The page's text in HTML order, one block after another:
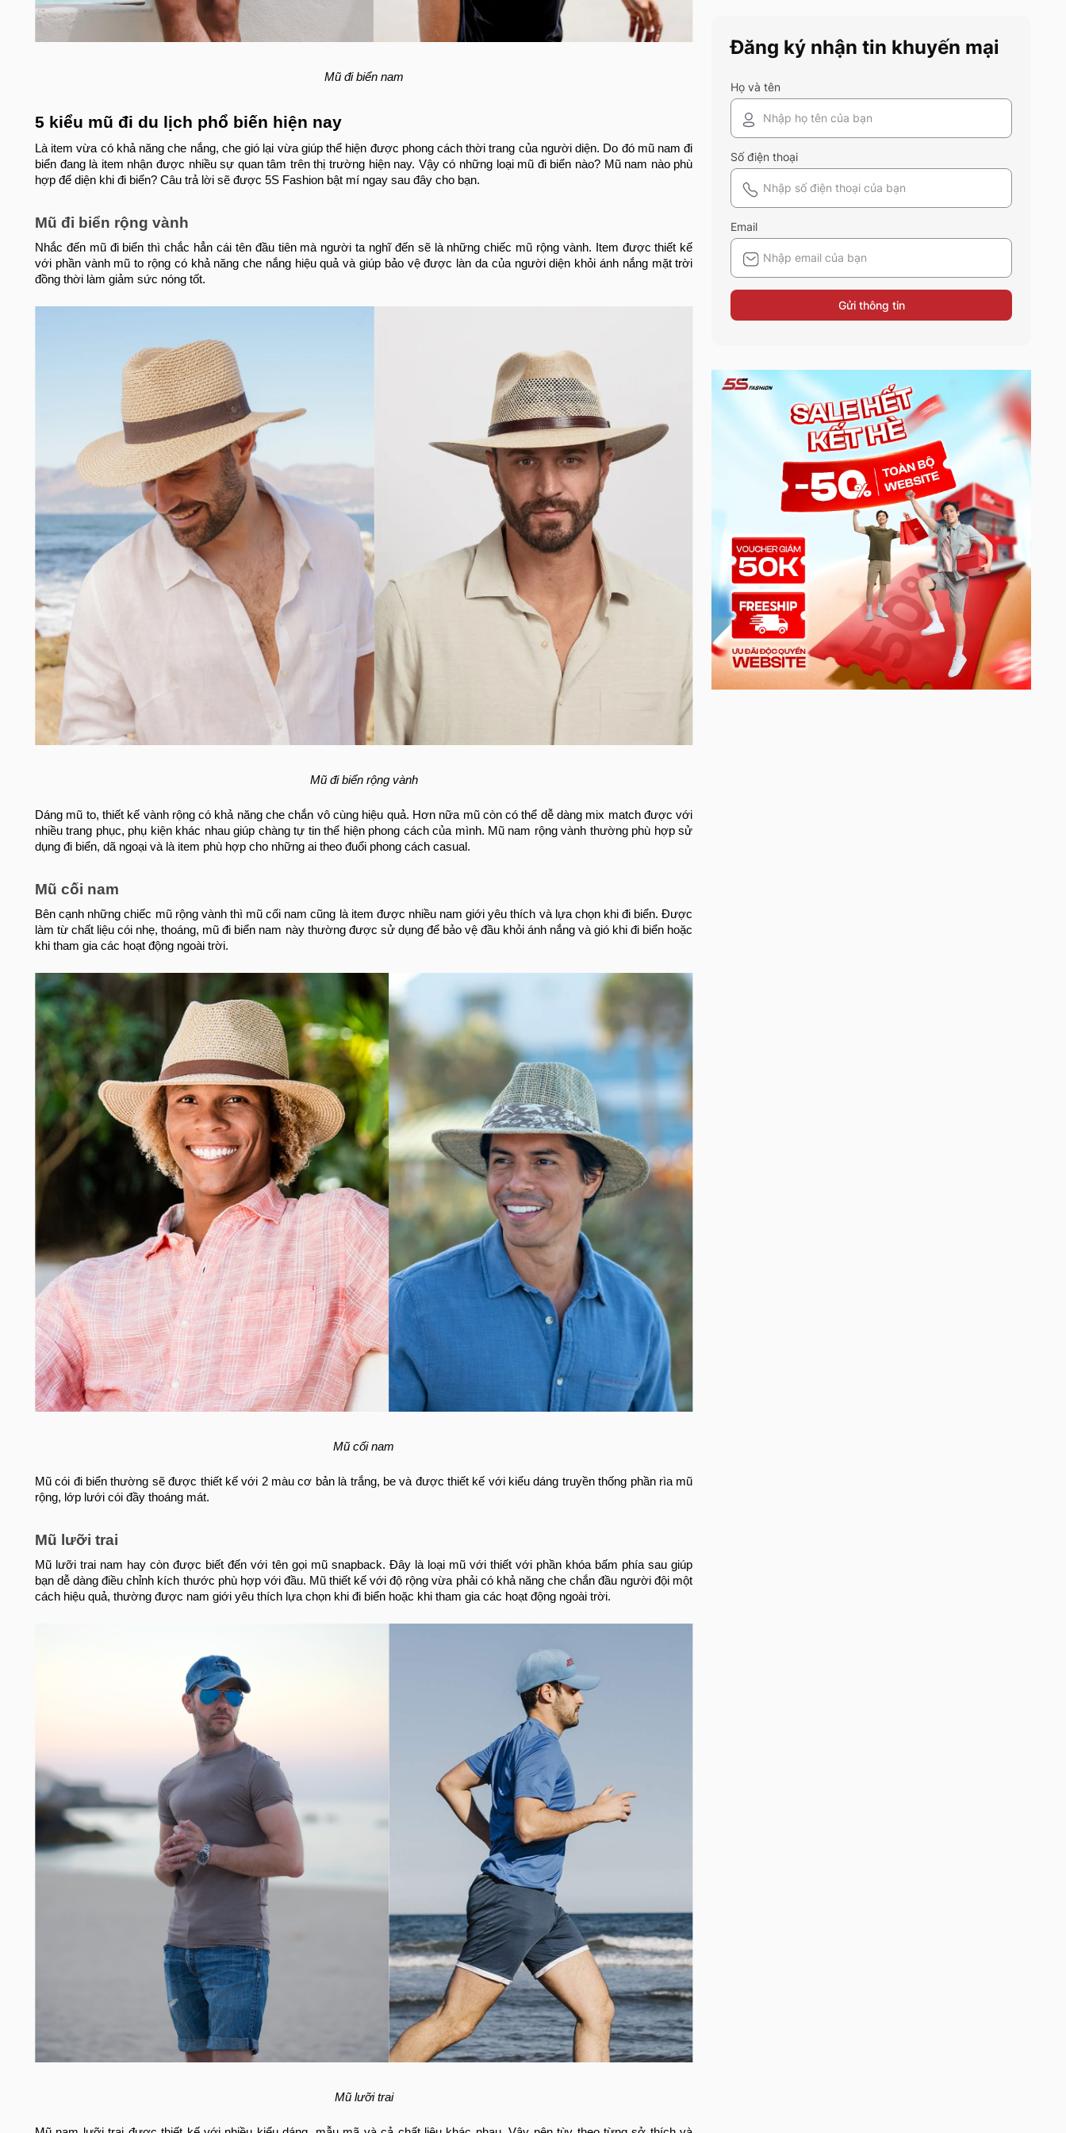
Mũ đi biển nam
5 kiểu mũ đi du lịch phổ biến hiện nay
Là item vừa có khả năng che nắng, che gió lại vừa giúp thể hiện được phong cách thời trang của người diện. Do đó mũ nam đi
biển đang là item nhận được nhiều sự quan tâm trên thị trường hiện nay. Vậy có những loại mũ đi biển nào? Mũ nam nào phù
hợp để diện khi đi biển? Câu trả lời sẽ được 5S Fashion bật mí ngay sau đây cho bạn.
Mũ đi biển rộng vành
Nhắc đến mũ đi biển thì chắc hẳn cái tên đầu tiên mà người ta nghĩ đến sẽ là những chiếc mũ rộng vành. Item được thiết kế
với phần vành mũ to rộng có khả năng che nắng hiệu quả và giúp bảo vệ được làn da của người diện khỏi ánh nắng mặt trời
đồng thời làm giảm sức nóng tốt.
Mũ đi biển rộng vành
Dáng mũ to, thiết kế vành rộng có khả năng che chắn vô cùng hiệu quả. Hơn nữa mũ còn có thể dễ dàng mix match được với
nhiều trang phục, phụ kiện khác nhau giúp chàng tự tin thể hiện phong cách của mình. Mũ nam rộng vành thường phù hợp sử
dụng đi biển, dã ngoại và là item phù hợp cho những ai theo đuổi phong cách casual.
Mũ cối nam
Bên cạnh những chiếc mũ rộng vành thì mũ cối nam cũng là item được nhiều nam giới yêu thích và lựa chọn khi đi biển. Được
làm từ chất liệu cói nhẹ, thoáng, mũ đi biển nam này thường được sử dụng để bảo vệ đầu khỏi ánh nắng và gió khi đi biển hoặc
khi tham gia các hoạt động ngoài trời.
Mũ cối nam
Mũ cói đi biển thường sẽ được thiết kế với 2 màu cơ bản là trắng, be và được thiết kế với kiểu dáng truyền thống phần rìa mũ
rộng, lớp lưới cói đầy thoáng mát.
Mũ lưỡi trai
Mũ lưỡi trai nam hay còn được biết đến với tên gọi mũ snapback. Đây là loại mũ với thiết với phần khóa bấm phía sau giúp
bạn dễ dàng điều chỉnh kích thước phù hợp với đầu. Mũ thiết kế với độ rộng vừa phải có khả năng che chắn đầu người đội một
cách hiệu quả, thường được nam giới yêu thích lựa chọn khi đi biển hoặc khi tham gia các hoạt động ngoài trời.
Mũ lưỡi trai
Đăng ký nhận tin khuyến mại
Họ và tên
Số điện thoại
Email
Gửi thông tin